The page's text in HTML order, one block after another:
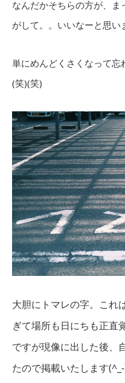
なんだかそちらの方が、
がして。。いいなーと思い
単にめんどくさくなって
(笑)(笑)
大胆にトマレの字。これ
ぎて場所も日にちも正直
ですが現像に出した後、
たので掲載いたします